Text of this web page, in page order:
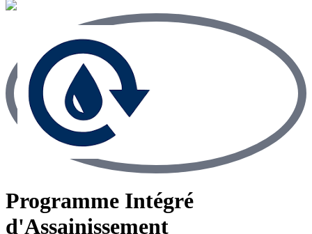
Programme Intégré
d'Assainissement